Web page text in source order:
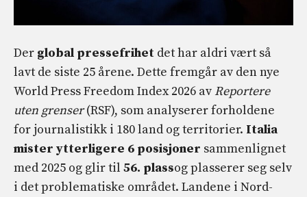
Der global pressefrihet det har aldri vært så
lavt de siste 25 årene. Dette fremgår av den nye
World Press Freedom Index 2026 av Reportere
uten grenser(RSF), som analyserer forholdene
for journalistikk i 180 land og territorier. Italia
mister ytterligere 6 posisjoner sammenlignet
med 2025 og glir til 56. plassog plasserer seg selv
i det problematiske området. Landene i Nord-